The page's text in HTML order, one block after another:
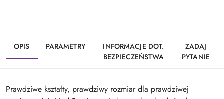
OPIS PARAMETRY
INFORMACJE DOT.
BEZPIECZEŃSTWA
ZADAJ
PYTANIE
Prawdziwe kształty, prawdziwy rozmiar dla prawdziwej